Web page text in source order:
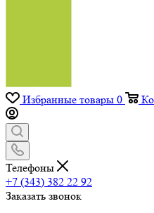
Избранные товары 0
Телефоны
+7 (343) 382 22 92
Заказать звонок